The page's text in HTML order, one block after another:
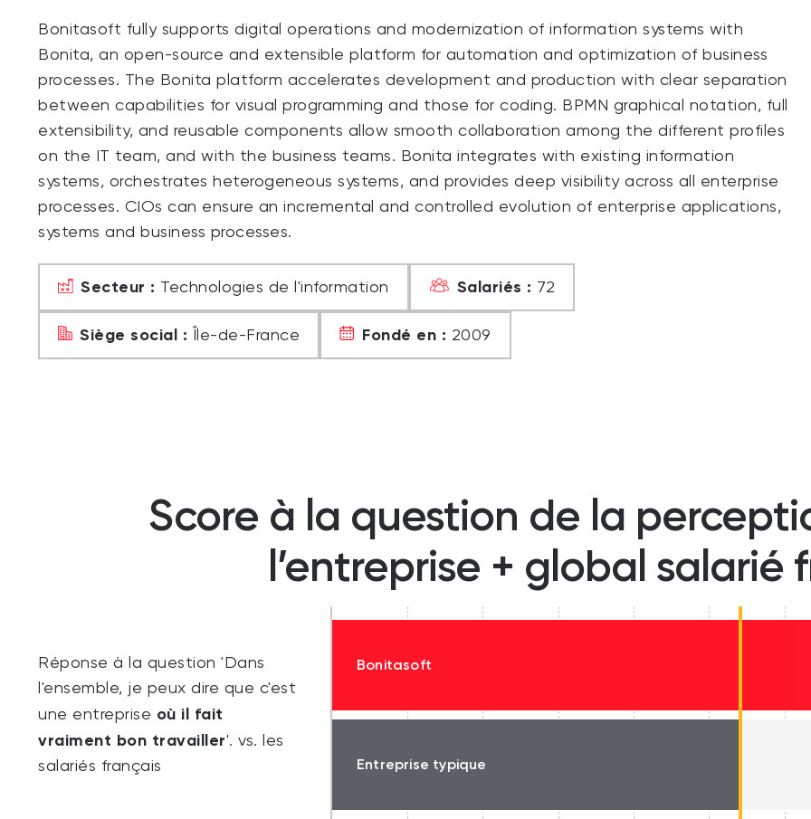
Bonitasoft fully supports digital operations and modernization of information systems with
Bonita, an open-source and extensible platform for automation and optimization of business
processes. The Bonita platform accelerates development and production with clear separation
between capabilities for visual programming and those for coding. BPMN graphical notation, full
extensibility, and reusable components allow smooth collaboration among the different profiles
on the IT team, and with the business teams. Bonita integrates with existing information
systems, orchestrates heterogeneous systems, and provides deep visibility across all enterprise
processes. CIOs can ensure an incremental and controlled evolution of enterprise applications,
systems and business processes.
Secteur : Technologies de l'information Salariés : 72
Siège social : Île-de-France Fondé en : 2009
Score à la question de la
l’entreprise + global salarié
Réponse à la question 'Dans
l'ensemble, je peux dire que c'est
une entreprise où il fait
vraiment bon travailler'. vs. les
salariés français
Bonitasoft
Entreprise typique